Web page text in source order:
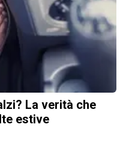
La verità che
estive